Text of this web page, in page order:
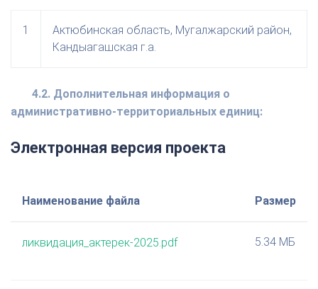
1
Актюбинская область, Мугалжарский район,
Кандыагашская г.а.
4.2. Дополнительная информация о
административно-территориальных единиц:
Электронная версия проекта
Наименование файла Размер
ликвидация_актерек-2025.pdf 5.34 МБ